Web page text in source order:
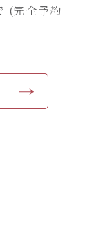
(完全予約